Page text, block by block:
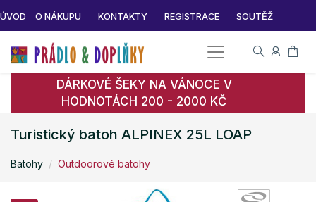
ÚVOD O NÁKUPU KONTAKTY REGISTRACE SOUTĚŽ
DÁRKOVÉ ŠEKY NA VÁNOCE V
HODNOTÁCH 200 - 2000 KČ
Turistický batoh ALPINEX 25L LOAP
Batohy Outdoorové batohy